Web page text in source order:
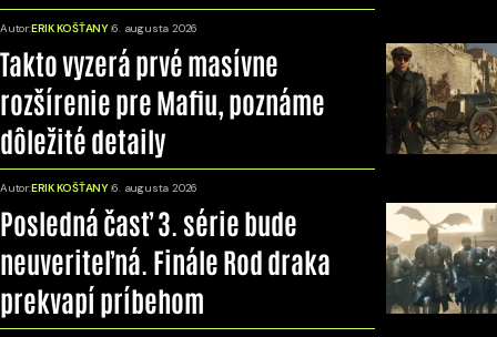
Autor:ERIK KOŠŤANY 6. augusta 2026
Takto vyzerá prvé masívne
rozšírenie pre Mafiu, poznáme
dôležité detaily
Autor:ERIK KOŠŤANY 6. augusta 2026
Posledná časť 3. série bude
neuveriteľná. Finále Rod draka
prekvapí príbehom